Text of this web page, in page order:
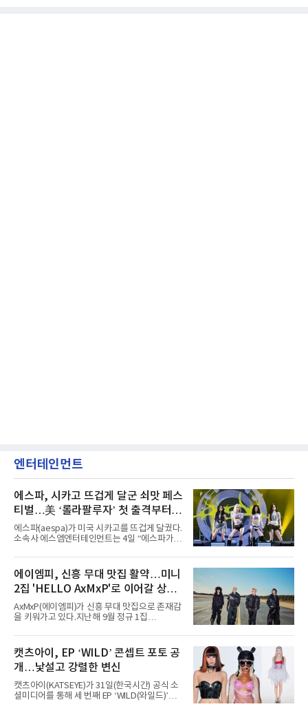
엔터테인먼트
에스파, 시카고 뜨겁게 달군 쇠맛 페스
티벌…美 ‘롤라팔루자’ 첫 출격부터
증명한 존재감
에스파(aespa)가 미국 시카고를 뜨겁게 달궜다.
소속사 에스엠엔터테인먼트는 4일 “에스파가
서 열린 ‘롤라팔루자 시카고’(Lollapalooza
Chicago)의 알리안츠 스테이지에 올랐다”며
“총 14곡으로 구성된 세트리스트를 선사, 데뷔 7
년 차다운 노련한 무대 매너와 파워풀한 에너지
로 현장의 분위기를 압도했다”고 밝혔다.1991
년 시작된 ‘롤라팔루자’는 8개 스테이지, 170여
팀의 아티스트와 40만 명 이상의 관객이 운집하
코르티스 등 K팝 스타들이 출연진 명단에 이름
을 올렸다.이날 에스파는
에이엠피, 신흥 무대 맛집 활약…미니
2집 'HELLO AxMxP'로 이어갈 상승
세
AxMxP(에이엠피)가 신흥 무대 맛집으로 존재감
을 키워가고 있다.지난해 9월 정규 1집
AxMxP는 데뷔 전부터 버스킹과 각종 페스티벌,
공연 무대에 오르며 실전 경험을 쌓아왔다.이들
은 소속사 패밀리 콘서트를 비롯해 '뷰티풀 민트
라이프 2025', '2025 부산국제록페스티벌' 등 대
형 무대에 잇달아 출연해 당찬 에너지와 풋풋한
매력으로 음악팬들의 눈도장을 찍었다.이후
AxMxP는 '카운트다운 판타지 2025-2026',
캣츠아이, EP ‘WILD’ 콘셉트 포토 공
개…낯설고 강렬한 변신
캣츠아이(KATSEYE)가 31일(한국시간) 공식 소
셜미디어를 통해 세 번째 EP ‘WILD(와일드)’의